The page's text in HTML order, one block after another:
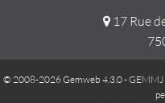
17 Rue
© 2008-2026 Gemweb 4.3.0- GEMMJ